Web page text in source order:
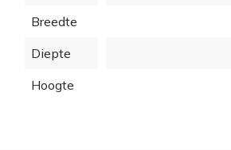
eisen.De ideale keuze voor elk
Breedte
Diepte
Hoogte